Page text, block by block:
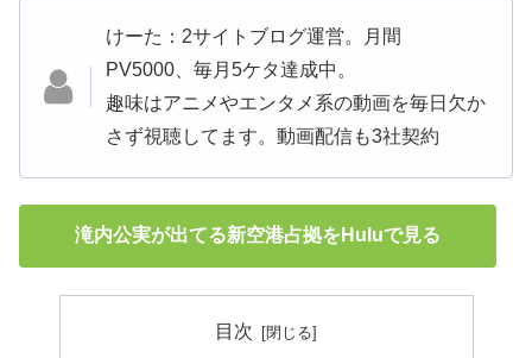
けーた：2サイトブログ運営。月間
PV5000、毎月5ケタ達成中。
趣味はアニメやエンタメ系の動画を毎日欠か
さず視聴してます。動画配信も3社契約
滝内公実が出てる新空港占拠をHuluで見る
目次